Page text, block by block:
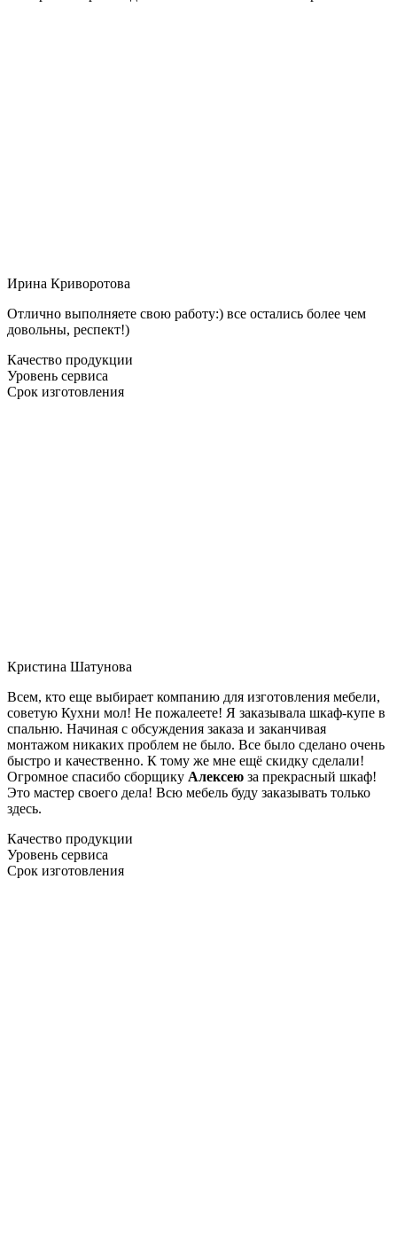
Ирина Криворотова
Отлично выполняете свою работу:) все остались более чем
довольны, респект!)
Качество продукции
Уровень сервиса
Срок изготовления
Кристина Шатунова
Всем, кто еще выбирает компанию для изготовления мебели,
советую Кухни мол! Не пожалеете! Я заказывала шкаф-купе в
спальню. Начиная с обсуждения заказа и заканчивая
монтажом никаких проблем не было. Все было сделано очень
быстро и качественно. К тому же мне ещё скидку сделали!
Огромное спасибо сборщику Алексею за прекрасный шкаф!
Это мастер своего дела! Всю мебель буду заказывать только
здесь.
Качество продукции
Уровень сервиса
Срок изготовления